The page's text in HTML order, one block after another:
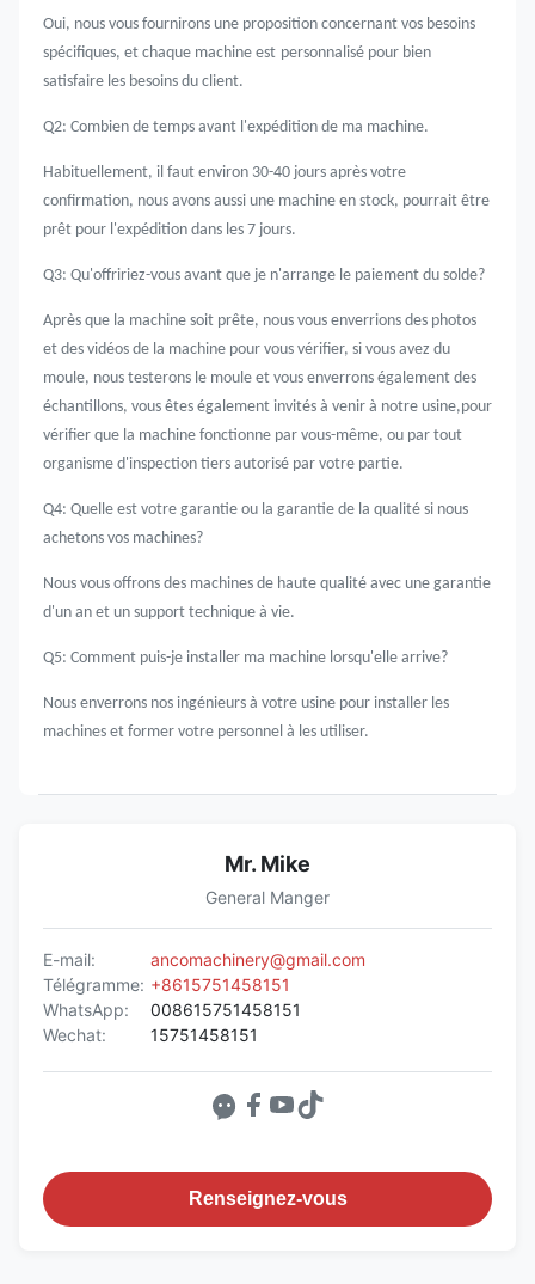
Oui, nous vous fournirons une proposition concernant vos besoins
spécifiques, et chaque machine est personnalisé pour bien
satisfaire les besoins du client.
Q2: Combien de temps avant l'expédition de ma machine.
Habituellement, il faut environ 30-40 jours après votre
confirmation, nous avons aussi une machine en stock, pourrait être
prêt pour l'expédition dans les 7 jours.
Q3: Qu'offririez-vous avant que je n'arrange le paiement du solde?
Après que la machine soit prête, nous vous enverrions des photos
et des vidéos de la machine pour vous vérifier, si vous avez du
moule, nous testerons le moule et vous enverrons également des
échantillons, vous êtes également invités à venir à notre usine,pour
vérifier que la machine fonctionne par vous-même, ou par tout
organisme d'inspection tiers autorisé par votre partie.
Q4: Quelle est votre garantie ou la garantie de la qualité si nous
achetons vos machines?
Nous vous offrons des machines de haute qualité avec une garantie
d'un an et un support technique à vie.
Q5: Comment puis-je installer ma machine lorsqu'elle arrive?
Nous enverrons nos ingénieurs à votre usine pour installer les
machines et former votre personnel à les utiliser.
Mr. Mike
General Manger
E-mail:
ancomachinery@gmail.com
Télégramme: +8615751458151
WhatsApp:
008615751458151
Wechat:
15751458151
Renseignez-vous